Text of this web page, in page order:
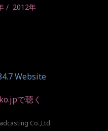
2012年
Website
で聴く
Co.,Ltd.